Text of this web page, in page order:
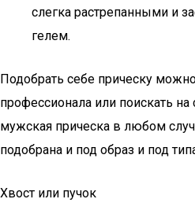
слегка растрепанными и
гелем.
Подобрать себе прическу
профессионала или поискать на
мужская прическа в любом
подобрана и под образ и под
Хвост или пучок